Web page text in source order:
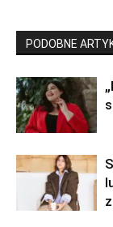
PODOBNE